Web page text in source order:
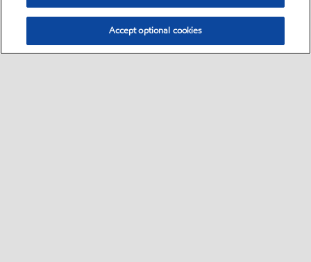
Accept optional cookies